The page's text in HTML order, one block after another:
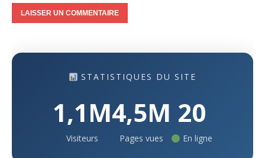
STATISTIQUES DU SITE
1,1M
Visiteurs
4,5M
Pages vues
20
En ligne